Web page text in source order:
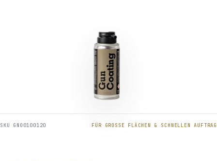
SKU GNO0100120 FÜR GROSSE FLÄCHEN & SCHNELLEN AUFTRAG